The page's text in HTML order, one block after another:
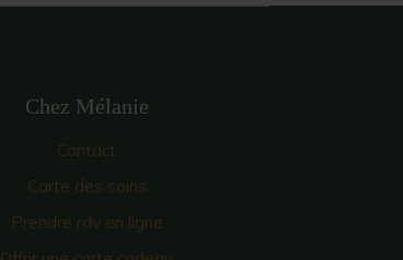
Chez Mélanie
Contact
Carte des soins
Prendre rdv en ligne